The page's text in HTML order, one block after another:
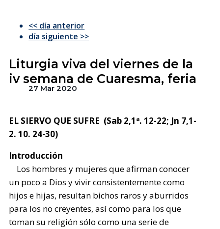
<< día anterior
día siguiente >>
Liturgia viva del viernes de la
iv semana de Cuaresma, feria
27 Mar 2020
EL SIERVO QUE SUFRE (Sab 2,1ª. 12-22; Jn 7,1-
2. 10. 24-30)
Introducción
Los hombres y mujeres que afirman conocer
un poco a Dios y vivir consistentemente como
hijos e hijas, resultan bichos raros y aburridos
para los no creyentes, así como para los que
toman su religión sólo como una serie de